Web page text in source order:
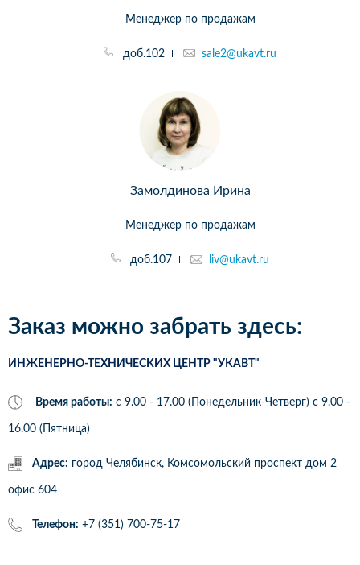
Менеджер по продажам
доб.102 sale2@ukavt.ru
Замолдинова Ирина
Менеджер по продажам
доб.107 liv@ukavt.ru
Заказ можно забрать здесь:
ИНЖЕНЕРНО-ТЕХНИЧЕСКИХ ЦЕНТР "УКАВТ"
Время работы: с 9.00 - 17.00 (Понедельник-Четверг) c 9.00 -
16.00 (Пятница)
Адрес: город Челябинск, Комсомольский проспект дом 2
офис 604
Телефон: +7 (351) 700-75-17